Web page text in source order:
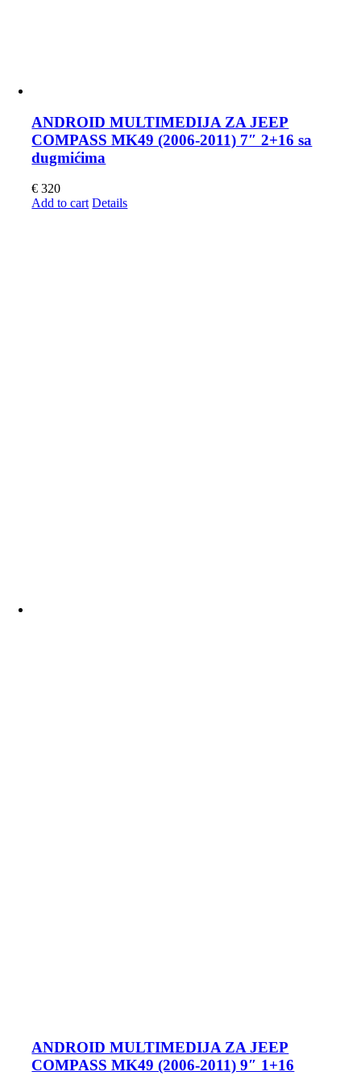
ANDROID MULTIMEDIJA ZA JEEP
COMPASS MK49 (2006-2011) 7″ 2+16 sa
dugmićima
€ 320
Add to cart Details
ANDROID MULTIMEDIJA ZA JEEP
COMPASS MK49 (2006-2011) 9″ 1+16